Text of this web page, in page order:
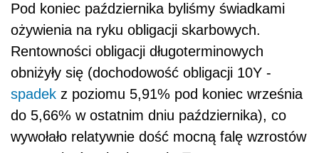
Pod koniec października byliśmy świadkami
ożywienia na ryku obligacji skarbowych.
Rentowności obligacji długoterminowych
obniżyły się (dochodowość obligacji 10Y -
spadek z poziomu 5,91% pod koniec września
do 5,66% w ostatnim dniu października), co
wywołało relatywnie dość mocną falę wzrostów